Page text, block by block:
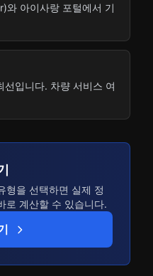
아이사랑 포털에서 기
선입니다. 차량 서비스 여
형을 선택하면 실제 정
로 계산할 수 있습니다.